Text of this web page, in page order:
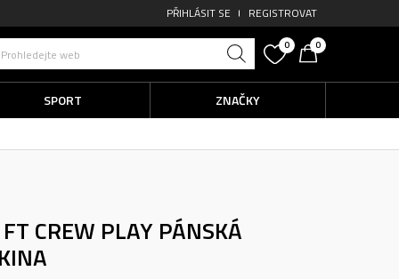
PŘIHLÁSIT SE REGISTROVAT
Prohledejte web
0 0
SPORT ZNAČKY
CREW PLAY PÁNSKÁ